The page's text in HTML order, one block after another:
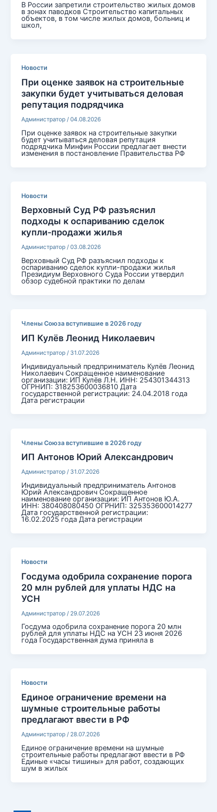
В России запретили строительство жилых домов
в зонах паводков Строительство капитальных
объектов, в том числе жилых домов, больниц и
школ,
Новости
При оценке заявок на строительные
закупки будет учитываться деловая
репутация подрядчика
Администратор/04.08.2026
При оценке заявок на строительные закупки
будет учитываться деловая репутация
подрядчика Минфин России предлагает внести
изменения в постановление Правительства РФ
Новости
Верховный Суд РФ разъяснил
подходы к оспариванию сделок
купли-продажи жилья
Администратор/03.08.2026
Верховный Суд РФ разъяснил подходы к
оспариванию сделок купли-продажи жилья
Президиум Верховного Суда России утвердил
обзор судебной практики по делам
Члены Союза вступившие в 2026 году
ИП Кулёв Леонид Николаевич
Администратор / 31.07.2026
Индивидуальный предприниматель Кулёв Леонид
Николаевич Сокращенное наименование
организации: ИП Кулёв Л.Н. ИНН: 254301344313
ОГРНИП: 318253600036810 Дата
государственной регистрации: 24.04.2018 года
Дата регистрации
Члены Союза вступившие в 2026 году
ИП Антонов Юрий Александрович
Администратор/ 31.07.2026
Индивидуальный предприниматель Антонов
Юрий Александрович Сокращенное
наименование организации: ИП Антонов Ю.А.
ИНН: 380408080450 ОГРНИП: 325353600014277
Дата государственной регистрации:
16.02.2025 года Дата регистрации
Новости
Госдума одобрила сохранение порога
20 млн рублей для уплаты НДС на
УСН
Администратор / 29.07.2026
Госдума одобрила сохранение порога 20 млн
рублей для уплаты НДС на УСН 23 июня 2026
года Государственная дума приняла в
Новости
Единое ограничение времени на
шумные строительные работы
предлагают ввести в РФ
Администратор/ 28.07.2026
Единое ограничение времени на шумные
строительные работы предлагают ввести в РФ
Единые «часы тишины» для работ, создающих
шум в жилых